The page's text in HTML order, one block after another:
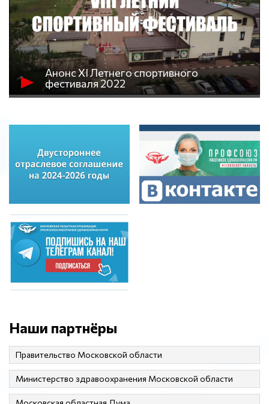
Анонс XI Летнего спортивного
фестиваля 2022
Наши партнёры
Правительство Московской области
Министерство здравоохранения Московской области